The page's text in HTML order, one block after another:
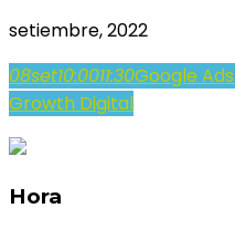
setiembre, 2022
08set10:0011:30Google
Growth Digital
Hora